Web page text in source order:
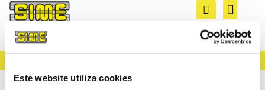
Este website utiliza cookies